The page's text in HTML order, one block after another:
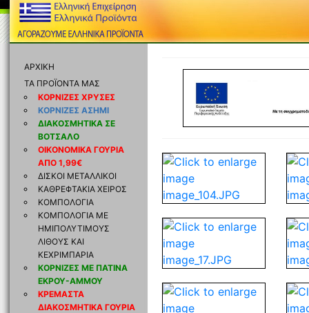
ΑΡΧΙΚΗ
ΤΑ ΠΡΟΪΟΝΤΑ ΜΑΣ
ΚΟΡΝΙΖΕΣ ΧΡΥΣΕΣ
ΚΟΡΝΙΖΕΣ ΑΣΗΜΙ
ΔΙΑΚΟΣΜΗΤΙΚΑ ΣΕ
ΒΟΤΣΑΛΟ
ΟΙΚΟΝΟΜΙΚΑ ΓΟΥΡΙΑ
ΑΠΟ 1,99€
ΔΙΣΚΟΙ ΜΕΤΑΛΛΙΚΟΙ
ΚΑΘΡΕΦΤΑΚΙΑ ΧΕΙΡΟΣ
ΚΟΜΠΟΛΟΓΙΑ
ΚΟΜΠΟΛΟΓΙΑ ΜΕ
ΗΜΙΠΟΛΥΤΙΜΟΥΣ
ΛΙΘΟΥΣ ΚΑΙ
ΚΕΧΡΙΜΠΑΡΙΑ
ΚΟΡΝΙΖΕΣ ΜΕ ΠΑΤΙΝΑ
ΕΚΡΟΥ-ΑΜΜΟΥ
ΚΡΕΜΑΣΤΑ
ΔΙΑΚΟΣΜΗΤΙΚΑ ΓΟΥΡΙΑ